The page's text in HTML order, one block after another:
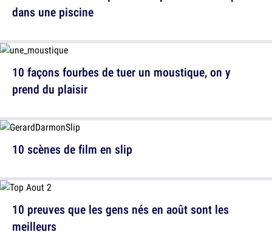
dans une piscine
10 scènes de film en slip
10 façons fourbes de tuer un moustique, on y
prend du plaisir
10 preuves que les gens nés en août sont les
meilleurs